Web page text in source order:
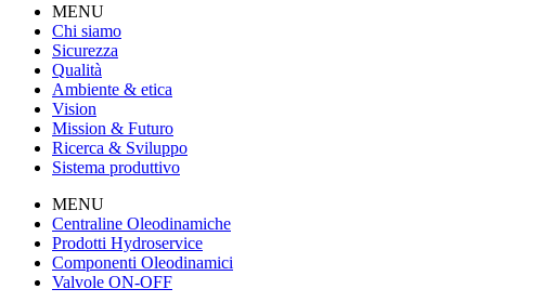
MENU
Chi siamo
Sicurezza
Qualità
Ambiente & etica
Vision
Mission & Futuro
Ricerca & Sviluppo
Sistema produttivo
MENU
Centraline Oleodinamiche
Prodotti Hydroservice
Componenti Oleodinamici
Valvole ON-OFF